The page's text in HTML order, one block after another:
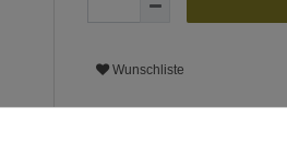
Wunschliste